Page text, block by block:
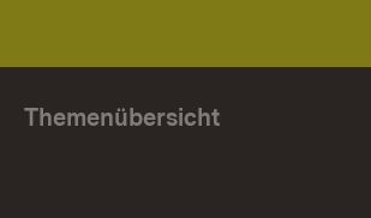
Themenübersicht